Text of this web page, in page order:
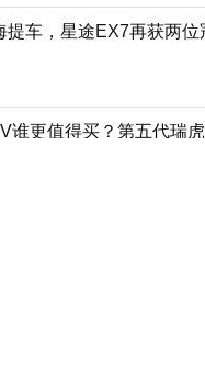
提车，星途EX7再获两位
谁更值得买？第五代瑞